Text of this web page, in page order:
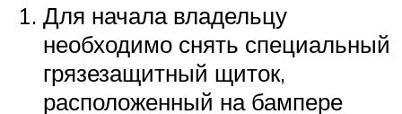
Для начала владельцу
необходимо снять специальный
грязезащитный щиток,
расположенный на бампере